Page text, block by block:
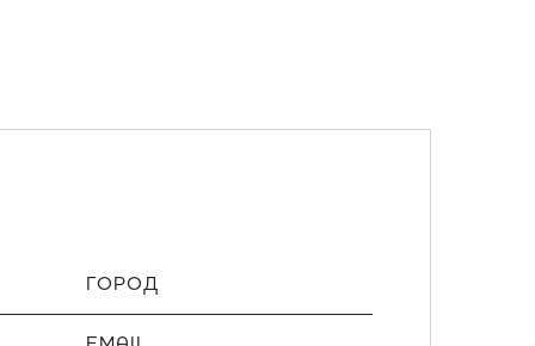
ГОРОД